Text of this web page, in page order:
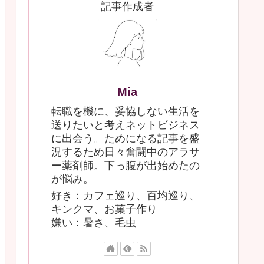
記事作成者
Mia
転職を機に、妥協しない生活を
送りたいと考えネットビジネス
に出会う。ためになる記事を盛
況するため日々奮闘中のアラサ
ー薬剤師。下っ腹が出始めたの
が悩み。
好き：カフェ巡り、百均巡り、
キンクマ、お菓子作り
嫌い：暑さ、毛虫